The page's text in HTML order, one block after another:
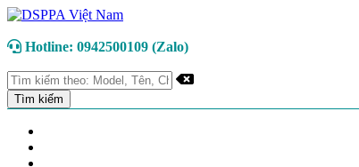
Hotline: 0942500109 (Zalo)